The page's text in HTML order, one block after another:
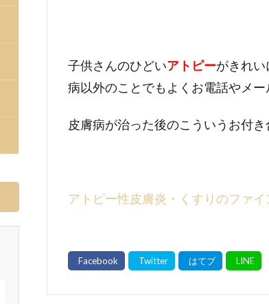
子供さんのひどいアトピーがきれ
病以外のことでもよくお電話やメー
皮膚病が治った後のこういうお付き
アト ピー性皮膚炎・くすりのファ